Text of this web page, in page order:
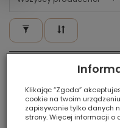
Klikając “Zgoda”
cookie na twoim
zapisywanie tylko danych
strony. Więcej informacji o